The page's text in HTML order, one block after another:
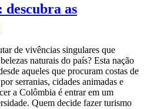
as
de vivências singulares que
naturais do país? Esta nação
aqueles que procuram costas de
serranias, cidades animadas e
a Colômbia é entrar em um
Quem decide fazer turismo